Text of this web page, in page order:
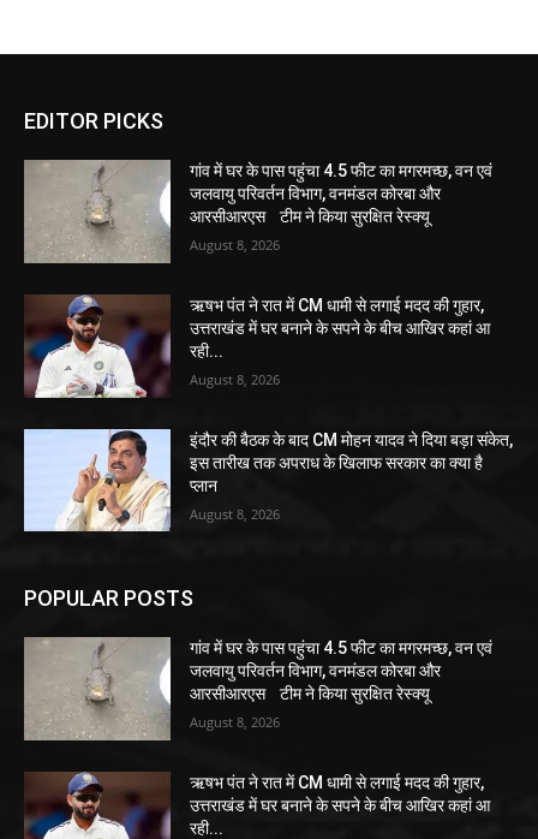
EDITOR PICKS
गांव में घर के पास पहुंचा 4.5 फीट का मगरमच्छ, वन एवं
जलवायु परिवर्तन विभाग, वनमंडल कोरबा और
आरसीआरएस टीम ने किया सुरक्षित रेस्क्यू
August 8, 2026
ऋषभ पंत ने रात में CM धामी से लगाई मदद की गुहार,
उत्तराखंड में घर बनाने के सपने के बीच आखिर कहां आ
रही...
August 8, 2026
इंदौर की बैठक के बाद CM मोहन यादव ने दिया बड़ा संकेत,
इस तारीख तक अपराध के खिलाफ सरकार का क्या है
प्लान
August 8, 2026
POPULAR POSTS
गांव में घर के पास पहुंचा 4.5 फीट का मगरमच्छ, वन एवं
जलवायु परिवर्तन विभाग, वनमंडल कोरबा और
आरसीआरएस टीम ने किया सुरक्षित रेस्क्यू
August 8, 2026
ऋषभ पंत ने रात में CM धामी से लगाई मदद की गुहार,
उत्तराखंड में घर बनाने के सपने के बीच आखिर कहां आ
रही...